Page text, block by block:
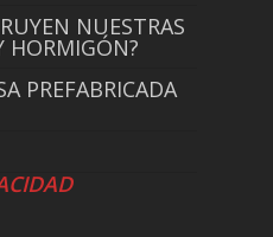
NUESTRAS
HORMIGÓN?
PREFABRICADA